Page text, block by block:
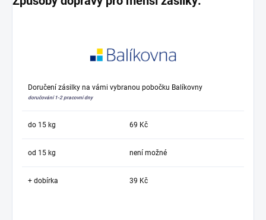
Doručení zásilky na vámi vybranou pobočku Balíkovny
doručování 1-2 pracovní dny
do 15 kg 69 Kč
od 15 kg není možné
+ dobírka 39 Kč